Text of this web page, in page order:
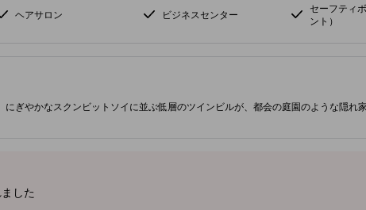
ヘアサロン ビジネスセンター
セーフティ
ント）
にぎやかなスクンビットソイに並ぶ低層のツインビルが、都会の庭園のような隠れ
広々としたサンデッキを備え、静かなテラスのポケットや居心地の良いレトロな趣
な館内ダイニングも魅力です。スクンビットの賑やかなエリアに位置し、買物や夜
、二人旅に便利な快適さを提供します。 ［一部コンテンツは生成AIによって作成さ
した